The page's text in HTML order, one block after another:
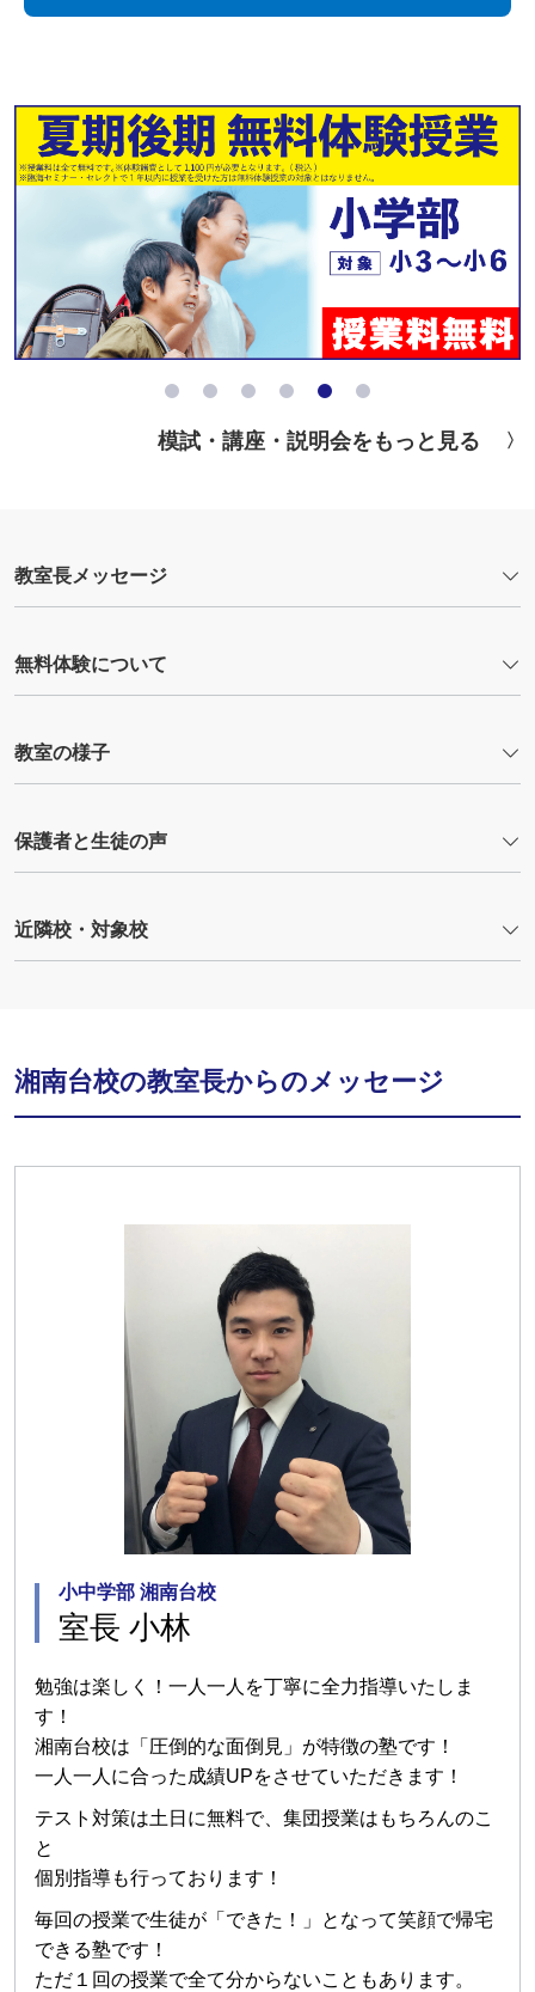
模試・講座・説明会をもっと見る
教室長メッセージ
無料体験について
教室の様子
保護者と生徒の声
近隣校・対象校
湘南台校の教室長からのメッセージ
小中学部 湘南台校
室長 小林
勉強は楽しく！一人一人を丁寧に全力指導いたしま
す！
湘南台校は「圧倒的な面倒見」が特徴の塾です！
一人一人に合った成績UPをさせていただきます！
テスト対策は土日に無料で、集団授業はもちろんのこ
と
個別指導も行っております！
毎回の授業で生徒が「できた！」となって笑顔で帰宅
できる塾です！
ただ１回の授業で全て分からないこともあります。